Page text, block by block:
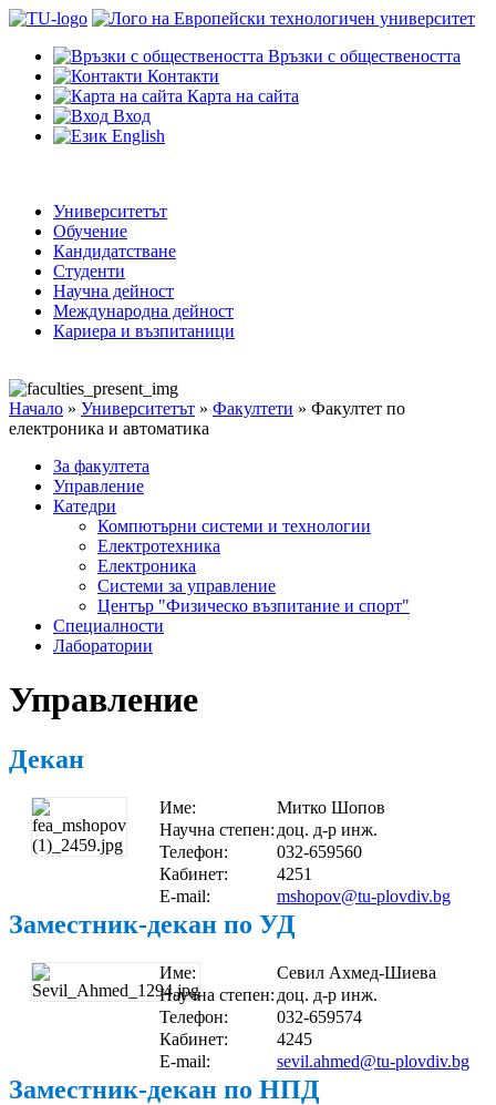
Връзки с обществеността
Контакти
Карта на сайта
Вход
English
Университетът
Обучение
Кандидатстване
Студенти
Научна дейност
Международна дейност
Кариера и възпитаници
Начало » Университетът » Факултети » Факултет по
електроника и автоматика
За факултета
Управление
Катедри
Компютърни системи и технологии
Електротехника
Електроника
Системи за управление
Център "Физическо възпитание и спорт"
Специалности
Лаборатории
Управление
Декан
Име:
Митко Шопов
Научна степен: доц. д-р инж.
Телефон:
032-659560
Кабинет:
4251
E-mail:
mshopov@tu-plovdiv.bg
Заместник-декан по УД
Име:
Севил Ахмед-Шиева
Научна степен: доц. д-р инж.
Телефон:
032-659574
Кабинет:
4245
E-mail:
sevil.ahmed@tu-plovdiv.bg
Заместник-декан по НПД